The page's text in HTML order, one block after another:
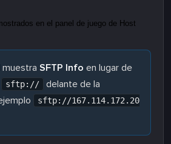
muestra SFTP Info en lugar de
sftp://
delante de la
sftp://167.114.172.20